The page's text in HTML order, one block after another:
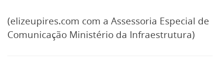
(elizeupires.com com a Assessoria Especial de
Comunicação Ministério da Infraestrutura)